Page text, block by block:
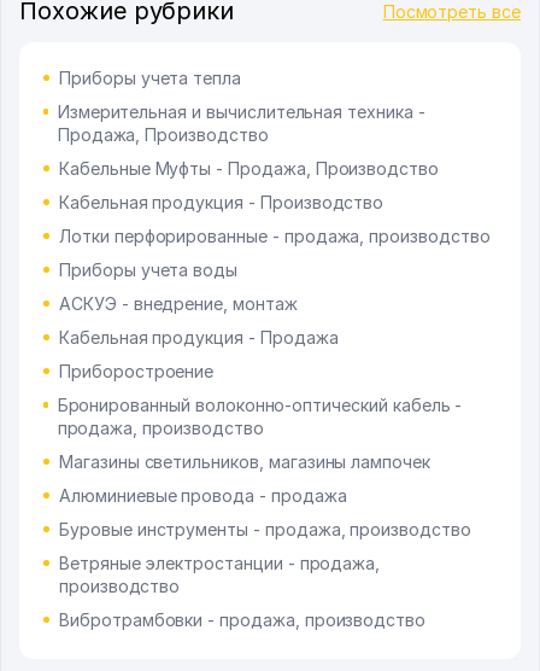
Похожие рубрики Посмотреть все
Приборы учета тепла
Измерительная и вычислительная техника -
Продажа, Производство
Кабельные Муфты - Продажа, Производство
Кабельная продукция - Производство
Лотки перфорированные - продажа, производство
Приборы учета воды
АСКУЭ - внедрение, монтаж
Кабельная продукция - Продажа
Приборостроение
Бронированный волоконно-оптический кабель -
продажа, производство
Магазины светильников, магазины лампочек
Алюминиевые провода - продажа
Буровые инструменты - продажа, производство
Ветряные электростанции - продажа,
производство
Вибротрамбовки - продажа, производство